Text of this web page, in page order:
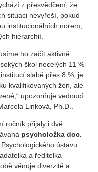
z přesvědčení, že
situaci nevyřeší, pokud
institucionálních norem,
hierarchií.
ho začít aktivně
škol necelých 11 %
slabě přes 8 %, je
kvalifikovaných žen, ale
upozorňuje vedoucí
Linková, Ph.D..
ročník přijaly i dvě
psycholožka doc.
Psychologického ústavu
a ředitelka
věnuje diverzitě a